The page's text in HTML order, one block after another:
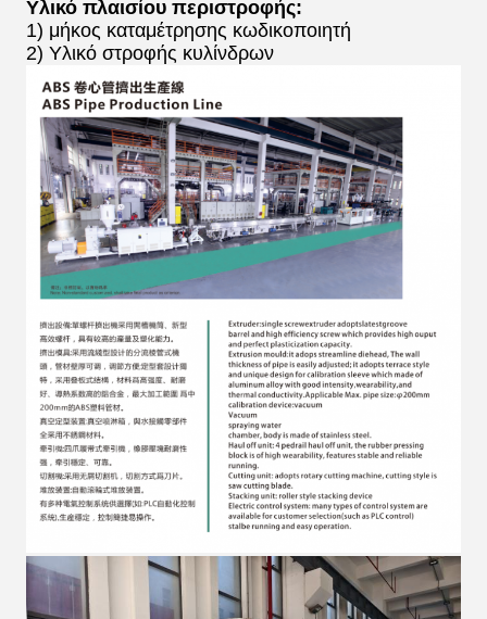
Υλικό πλαισίου περιστροφής:
1) μήκος καταμέτρησης κωδικοποιητή
2) Υλικό στροφής κυλίνδρων